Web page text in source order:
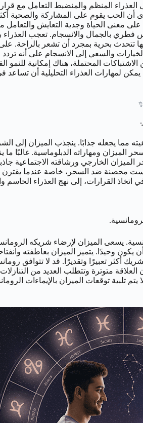
المنظم والمنضبط التعامل مع
أن الحب يقوم على المشاركة والصحبة
على معنى الحياة وجدية التعايش
بالجمال والانسجام. تعجب العذراء
تتحدث بحرية بمجرد أن تشعر بالراحة.
الخيارات والسعي إلى الانسجام على أنه
المحتملة، هناك إمكانية
يمكن لمهارات العذراء التحليلية أن
مما يجعله جذابًا. ينجذب الميزان إلى
الميزان ومهاراته الدبلوماسية.
الخارجي ورشاقته الاجتماعية
محصنة ضد السحر، خاصة عندما يقترن
اتخاذ القرارات، إلى نهج العذراء
يسعى الميزان لإرضاء شريكه
يكون وحيدًا. يتميز الميزان بعاطفته
أكثر تعبيرًا وتقديرًا. قد لا تتوافق
العلاقة متوترة وتتطلب العديد من
يتم تلبية توقعات الميزان بالإيماءات